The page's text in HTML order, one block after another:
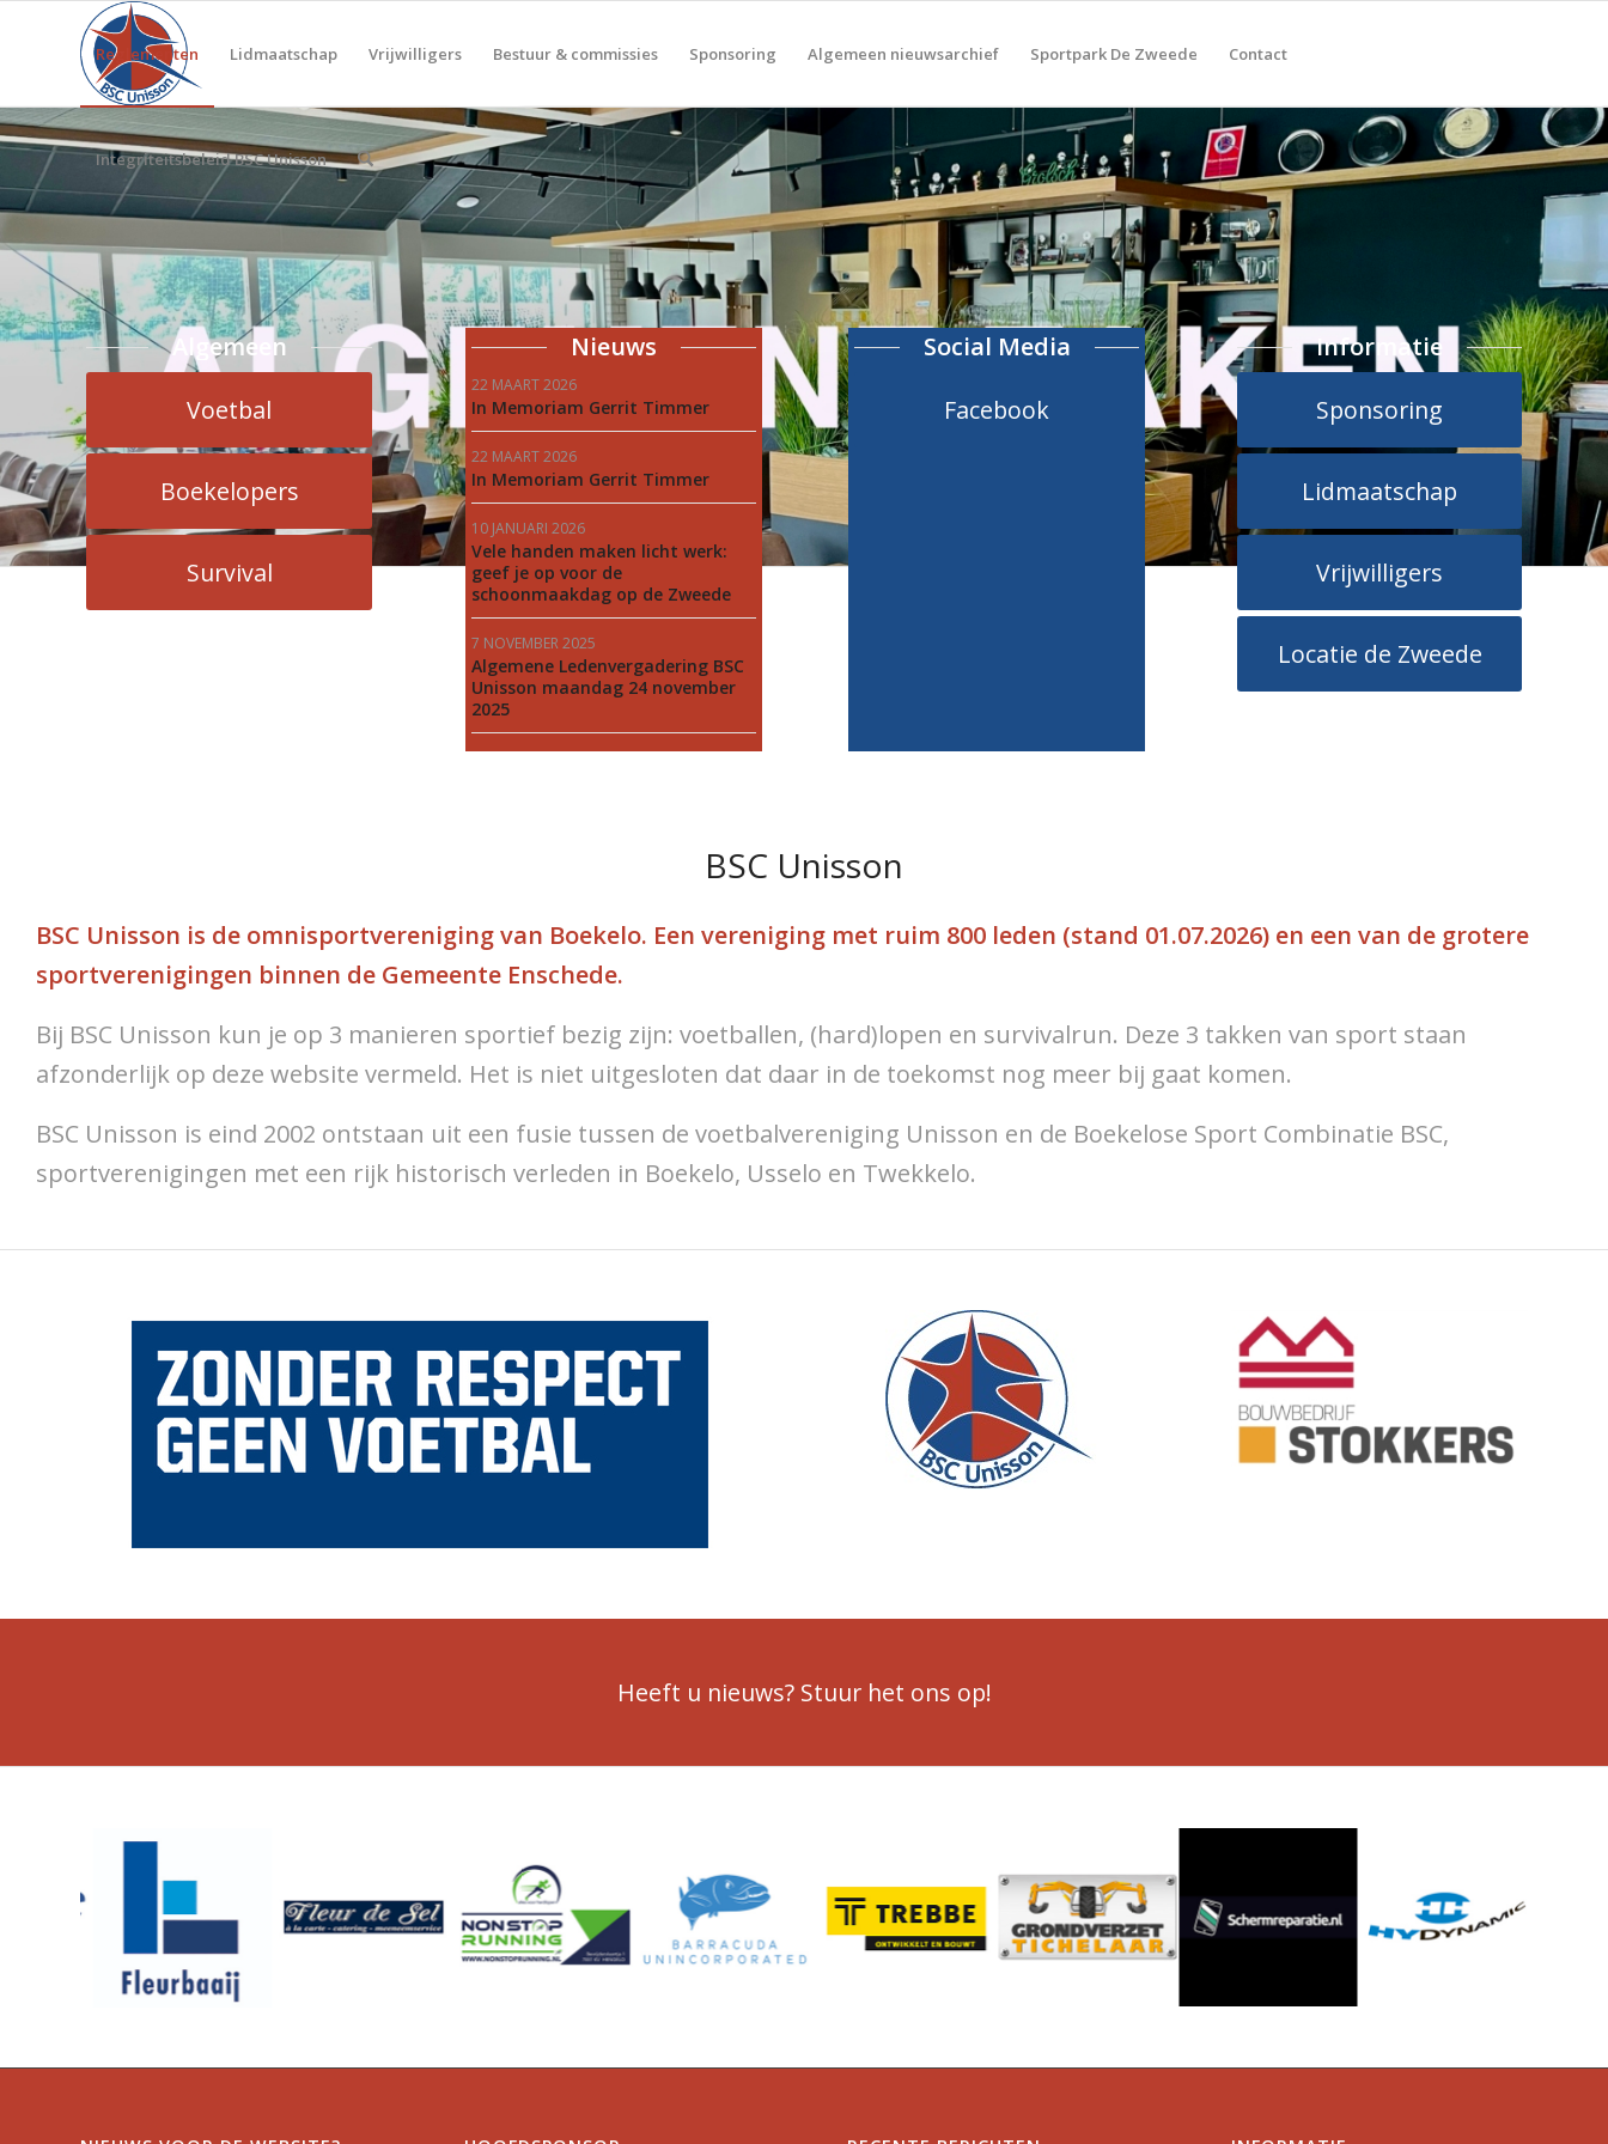
Reglementen Lidmaatschap Vrijwilligers Bestuur & commissies Sponsoring Algemeen nieuwsarchief Sportpark De Zweede Contact
Integriteitsbeleid BSC Unisson
Algemeen
Voetbal
Boekelopers
Survival
Nieuws
22 MAART 2026
In Memoriam Gerrit Timmer
22 MAART 2026
In Memoriam Gerrit Timmer
10 JANUARI 2026
Vele handen maken licht werk:
geef je op voor de
schoonmaakdag op de Zweede
7 NOVEMBER 2025
Algemene Ledenvergadering BSC
Unisson maandag 24 november
2025
Social Media
Facebook
Informatie
Sponsoring
Lidmaatschap
Vrijwilligers
Locatie de Zweede
BSC Unisson
BSC Unisson is de omnisportvereniging van Boekelo. Een vereniging met ruim 800 leden (stand 01.07.2026) en een van de grotere
sportverenigingen binnen de Gemeente Enschede.
Bij BSC Unisson kun je op 3 manieren sportief bezig zijn: voetballen, (hard)lopen en survivalrun. Deze 3 takken van sport staan
afzonderlijk op deze website vermeld. Het is niet uitgesloten dat daar in de toekomst nog meer bij gaat komen.
BSC Unisson is eind 2002 ontstaan uit een fusie tussen de voetbalvereniging Unisson en de Boekelose Sport Combinatie BSC,
sportverenigingen met een rijk historisch verleden in Boekelo, Usselo en Twekkelo.
Heeft u nieuws? Stuur het ons op!